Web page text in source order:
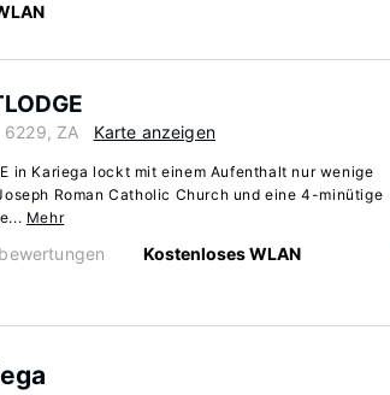
6229, ZA Karte anzeigen
in Kariega lockt mit einem Aufenthalt nur wenige
Roman Catholic Church und eine 4-minütige
Mehr
Kostenloses WLAN